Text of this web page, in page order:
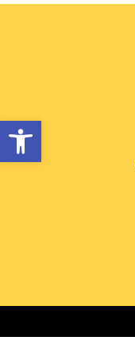
פתח